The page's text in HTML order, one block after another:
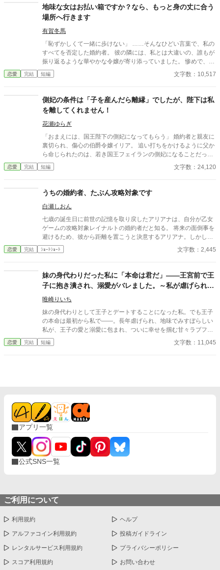
殿下に嫌われたくはないキャロラインは、王太子殿下の前から姿
を消すことにした。そんなお話です。 ちょっと切ないお話で
す。
地味な女はお払い箱ですか？なら、もっと身の丈に合う
場所へ行きます
有賀冬馬
「恥ずかしくて一緒に歩けない」 ……そんなひどい言葉で、私の
すべてを否定した婚約者。 彼の隣には、私とは大違いの、誰もが
振り返るような華やかな令嬢が寄り添っていました。 惨めで、哀
れで、息をすることさえ苦しい。 冷たい視線に晒され、逃げるよ
うに走り出した私に、残されたものはもう何もありません。
恋愛 完結 短編 文字数：10,517
側妃の条件は「子を産んだら離縁」でしたが、陛下は私
を離してくれません！
花瀬ゆらぎ
「おまえには、国王陛下の側妃になってもらう」 婚約者と親友に
裏切られ、傷心の伯爵令嬢イリア。 追い打ちをかけるように父か
ら命じられたのは、若き国王フェイランの側妃になることだっ
た。 しかし、王宮で待っていたのは、「世継ぎを産んだら離縁」
という非情な条件。 夫となったフェイランは冷たく、侍女からは
ど、イリアは知ってしまう。 彼が兄の死と誤解に苦しみ、誰より
も孤独の中にいることを──。 「私は、陛下の幸せを願っており
ます。だから……離縁してください」 フェイランを想い、身を引
こうとしたイリア。 しかし、無関心だったはずの陛下が、イリア
を強く抱きしめて……！？ 「離縁する気か？ 許さない。私の心
を乱しておいて、逃げられると思うな」 凍てついた王の心を溶か
妃へと昇り詰める逆転ラブロマンス！
恋愛 完結 短編 文字数：24,120
うちの婚約者、たぶん攻略対象です
白瀬しおん
七歳の誕生日に前世の記憶を取り戻したアリアナは、自分が乙女
ゲームの攻略対象レイナルトの婚約者だと知る。 将来の面倒事を
避けるため、彼から距離を置こうと決意するアリアナ。しかし、
中庭でも図書館でも購買でも、なぜか行く先々でレイナルトと遭
遇してしまう。 避けているはずなのに近づいてくる婚約者。そん
恋愛 完結 ｼｮｰﾄｼｮｰﾄ 文字数：2,445
妹の身代わりだった私に「本命は君だ」――王宮前で王
子に抱き潰され、溺愛がバレました。～私が虐げられる
きっかけになった少年が、私と王子を結び付
唯崎りいち
妹の身代わりとして王子とデートすることになった私。でも王子
の本命は最初から私で――。長年虐げられ、地味でみすぼらしい
私が、王子の愛と溺愛に包まれ、ついに幸せを掴む甘々ラブファ
ンタジー。妹や家族との誤解、影武者の存在も絡み、ハラハラと
胸キュンが止まらない物語。
恋愛 完結 短編 文字数：11,045
アプリ一覧
公式SNS一覧
ご利用について
利用規約 ヘルプ
アルファコイン利用規約 投稿ガイドライン
レンタルサービス利用規約 プライバシーポリシー
スコア利用規約 お問い合わせ